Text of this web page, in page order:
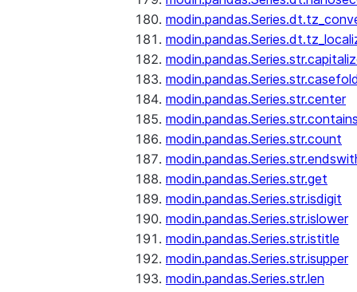
modin.pandas.Series.str.center
modin.pandas.Series.str.count
modin.pandas.Series.str.get
modin.pandas.Series.str.isdigit
modin.pandas.Series.str.islower
modin.pandas.Series.str.istitle
modin.pandas.Series.str.isupper
modin.pandas.Series.str.len